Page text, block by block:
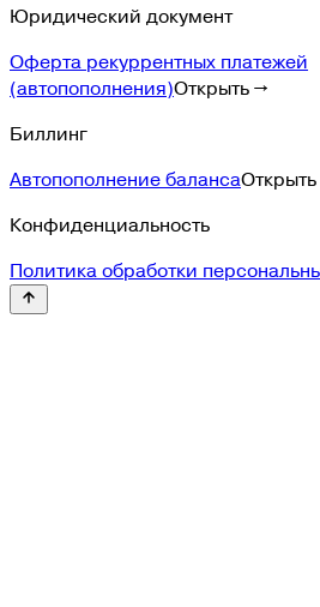
Юридический документ
Оферта рекуррентных платежей
(автопополнения)Открыть →
Биллинг
Автопополнение баланса
Конфиденциальность
Политика обработки